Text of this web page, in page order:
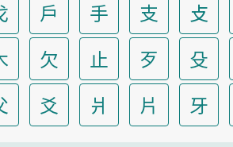
戶 手 支 攴
欠 止 歹 殳
爻 爿 片 牙